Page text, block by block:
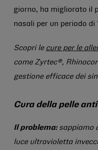
giorno, ha migliorato il
nasali per un periodo di
Scopri le cure per le
come Zyrtec®,
gestione efficace dei
Cura della pelle
Il problema:sappiamo
luce ultravioletta